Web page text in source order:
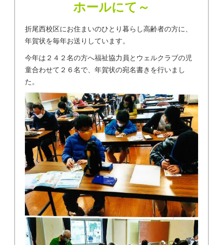
ホールにて～
折尾西校区にお住まいのひとり暮らし高齢者の方に、
年賀状を毎年お送りしています。
今年は２４２名の方へ福祉協力員とウェルクラブの児
童合わせて２６名で、年賀状の宛名書きを行いまし
た。